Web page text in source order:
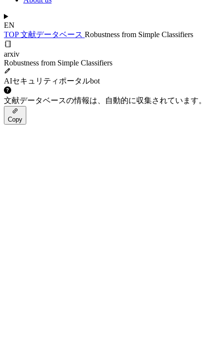
EN
TOP文献データベース Robustness from Simple Classifiers
arxiv
Robustness from Simple Classifiers
AIセキュリティポータルbot
文献データベースの情報は、自動的に収集されています。
Copy